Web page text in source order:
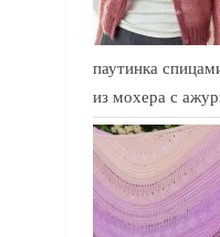
паутинка
из мохера с